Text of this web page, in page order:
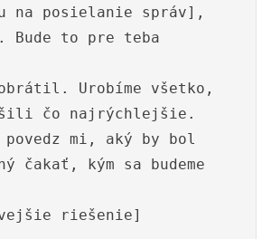
na posielanie správ],
Bude to pre teba
Urobíme všetko,
čo najrýchlejšie.
mi, aký by bol
kým sa budeme
riešenie]